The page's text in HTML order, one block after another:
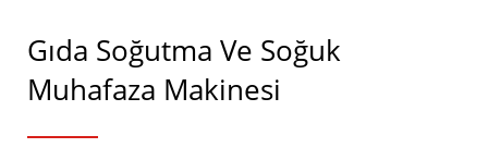
Gıda Soğutma Ve Soğuk
Muhafaza Makinesi